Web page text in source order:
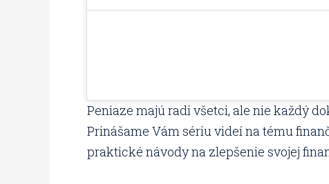
Peniaze majú radi všetci, ale nie každý
Prinášame Vám sériu videí na tému
praktické návody na zlepšenie svojej